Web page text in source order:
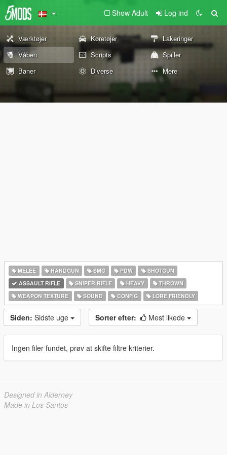
Show Adult Log ind
Værktøjer Køretøjer
Lakeringer
Våben
Scripts
Spiller
Baner
Diverse Mere
MELEE HANDGUN SMG PDW
SHOTGUN
ASSAULT RIFLE
SNIPER RIFLE HEAVY
THROWN
WEAPON TEXTURE
SOUND CONFIG LORE FRIENDLY
Siden: Sidste uge Sorter efter: Mest likede
Ingen filer fundet, prøv at skifte filtre kriterier.
Designed in Alderney
Made in Los Santos